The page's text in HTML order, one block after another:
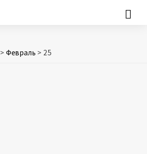
> Февраль > 25